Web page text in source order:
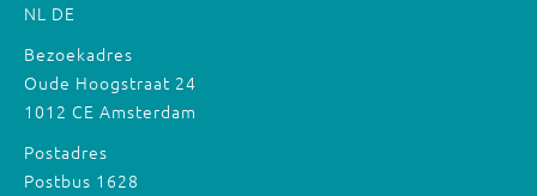
NL DE
Bezoekadres
Oude Hoogstraat 24
1012 CE Amsterdam
Postadres
Postbus 1628